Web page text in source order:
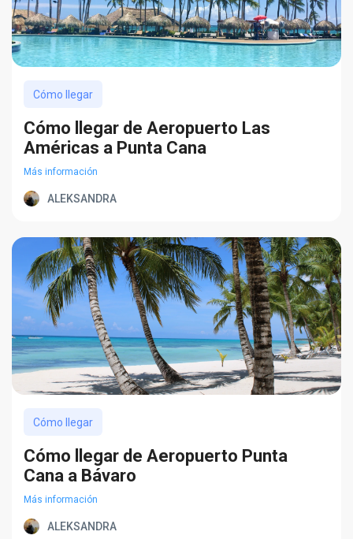
Cómo llegar
Cómo llegar de Aeropuerto Las
Américas a Punta Cana
Más información
ALEKSANDRA
Cómo llegar
Cómo llegar de Aeropuerto Punta
Cana a Bávaro
Más información
ALEKSANDRA